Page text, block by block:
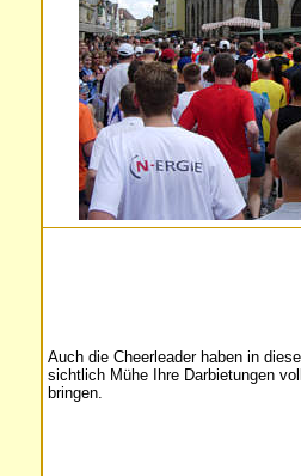
Auch die Cheerleader haben in
sichtlich Mühe Ihre Darbietungen
bringen.